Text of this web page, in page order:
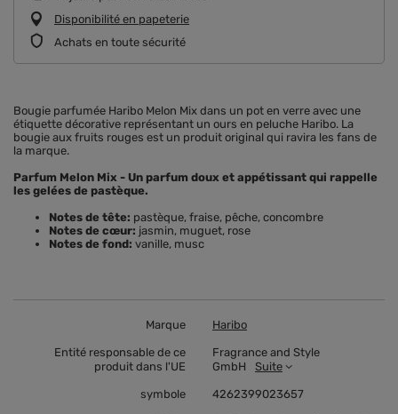
Disponibilité en papeterie
Achats en toute sécurité
Bougie parfumée Haribo Melon Mix dans un pot en verre avec une
étiquette décorative représentant un ours en peluche Haribo. La
bougie aux fruits rouges est un produit original qui ravira les fans de
la marque.
Parfum Melon Mix - Un parfum doux et appétissant qui rappelle
les gelées de pastèque.
Notes de tête: pastèque, fraise, pêche, concombre
Notes de cœur: jasmin, muguet, rose
Notes de fond: vanille, musc
Marque Haribo
Entité responsable de ce
produit dans l'UE
Fragrance and Style
GmbH
Suite
symbole 4262399023657